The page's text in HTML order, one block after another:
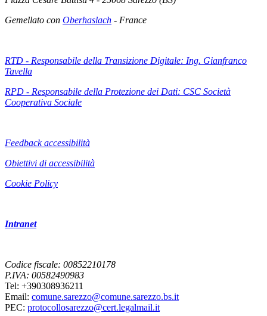
Gemellato con Oberhaslach - France
RTD - Responsabile della Transizione Digitale: Ing. Gianfranco
Tavella
RPD - Responsabile della Protezione dei Dati: CSC Società
Cooperativa Sociale
Feedback accessibilità
Obiettivi di accessibilità
Cookie Policy
Intranet
Codice fiscale: 00852210178
P.IVA: 00582490983
Tel: +390308936211
Email: comune.sarezzo@comune.sarezzo.bs.it
PEC: protocollosarezzo@cert.legalmail.it